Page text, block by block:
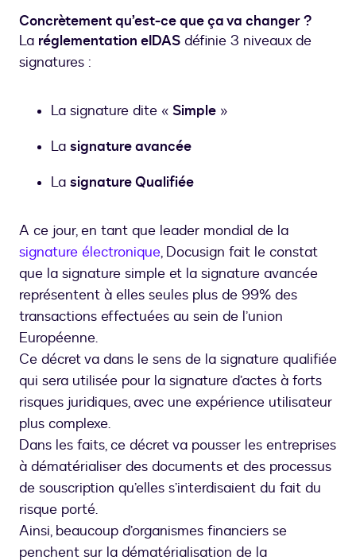
Concrètement qu’est-ce que ça va changer ?
La réglementation eIDAS définie 3 niveaux de
signatures :
La signature dite « Simple »
La signature avancée
La signature Qualifiée
A ce jour, en tant que leader mondial de la
signature électronique, Docusign fait le constat
que la signature simple et la signature avancée
représentent à elles seules plus de 99% des
transactions effectuées au sein de l’union
Européenne.
Ce décret va dans le sens de la signature qualifiée
qui sera utilisée pour la signature d’actes à forts
risques juridiques, avec une expérience utilisateur
plus complexe.
Dans les faits, ce décret va pousser les entreprises
à dématérialiser des documents et des processus
de souscription qu’elles s’interdisaient du fait du
risque porté.
Ainsi, beaucoup d’organismes financiers se
penchent sur la dématérialisation de la